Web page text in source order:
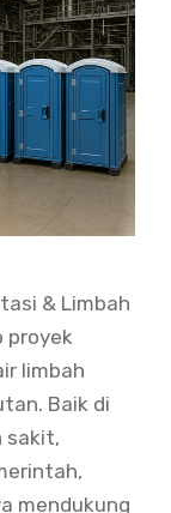
& Limbah
proyek
limbah
Baik di
sakit,
mendukung